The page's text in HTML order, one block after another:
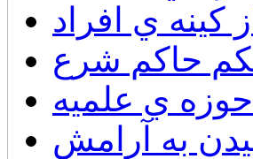
كينه ي افراد
حاكم شرع
حوزه ي علميه
به آرامش